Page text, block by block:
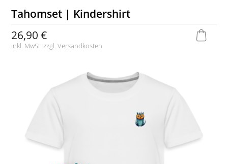
Tahomset | Kindershirt
26,90 €
inkl. MwSt. zzgl.Versandkosten